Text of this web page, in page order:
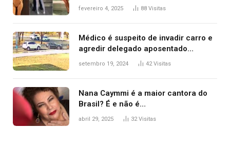
West que apareceu nua no Grammy
fevereiro 4, 2025 88 Visitas
Médico é suspeito de invadir carro e
agredir delegado aposentado
durante confusão no trânsito
setembro 19, 2024 42Visitas
Nana Caymmi é a maior cantora do
Brasil? É e não é…
abril 29, 2025 32Visitas